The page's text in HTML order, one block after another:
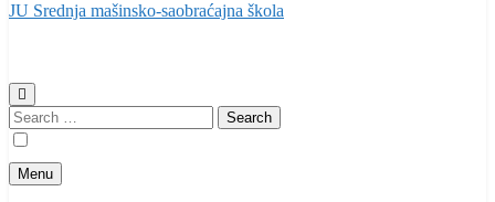
JU Srednja mašinsko-saobraćajna škola
Search
for:
Menu